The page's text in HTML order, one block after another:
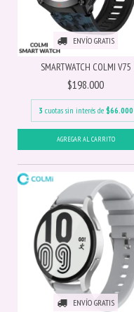
ENVÍO GRATIS
SMARTWATCH COLMI V75
$198.000
3 cuotas sin interés de $66.000
ENVÍO GRATIS